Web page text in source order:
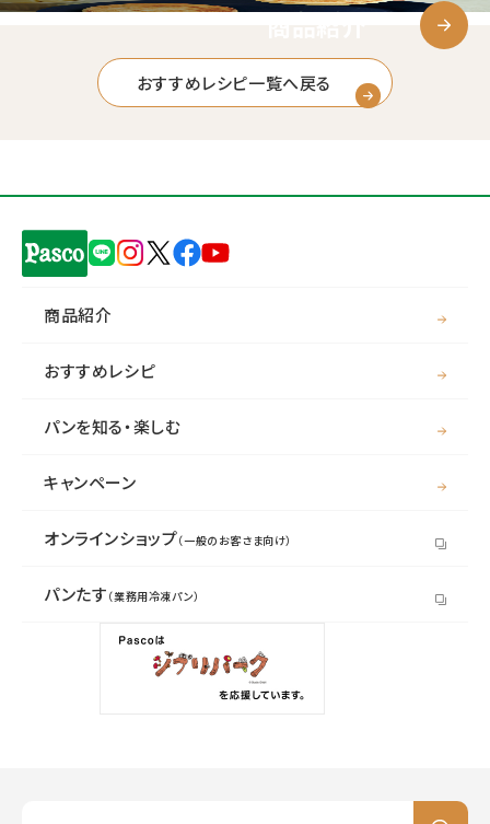
おすすめレシピ一覧へ戻る
商品紹介
おすすめレシピ
パンを知る・楽しむ
キャンペーン
オンラインショップ（一般のお客さま向け）
パンたす （業務用冷凍パン）